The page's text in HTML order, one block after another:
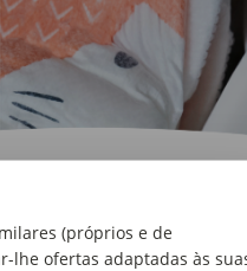
(próprios e de
lhe ofertas adaptadas às